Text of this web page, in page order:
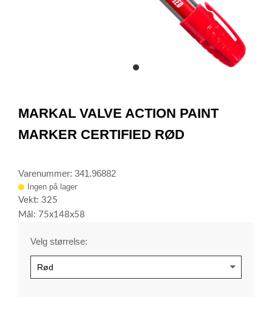
item
of
1
MARKAL VALVE ACTION PAINT
MARKER CERTIFIED RØD
Varenummer: 341.96882
Ingen på lager
Vekt: 325
Mål: 75x148x58
Velg størrelse: